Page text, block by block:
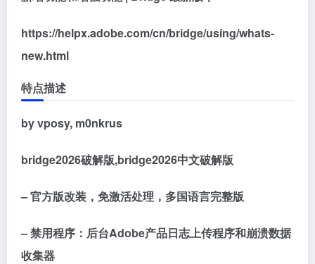
https://helpx.adobe.com/cn/bridge/using/whats-
new.html
特点描述
by vposy, m0nkrus
bridge2026破解版,bridge2026中文破解版
– 官方版改装，免激活处理，多国语言完整版
– 禁用程序：后台Adobe产品日志上传程序和崩溃数据
收集器